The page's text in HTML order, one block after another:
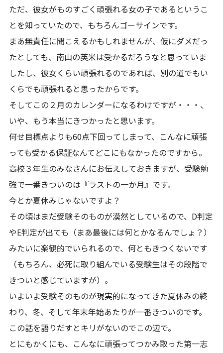
ただ、彼女がものすごく頑張れる女の子であるというこ
とを知っていたので、もちろんゴーサインです。
まあ無責任に聞こえるかもしれませんが、仮にダメだっ
たとしても、南山の英米は受かるだろうなと思っていま
したし、彼女くらい頑張れるのであれば、別の道でもい
くらでも頑張れると思ったからです。
そしてこの２月のカレンダーになるわけですが・・・、
いや、もう本当にきつかったと思います。
何せ目標点よりも60点下回ってしまって、こんなに頑張
っても受かる保証なんてどこにもなかったのですから。
高校３年生のみなさんにお伝えしておきますが、受験勉
強で一番きついのは『ラストの一か月』です。
今とか夏休みじゃないですよ？
その頃はまだ受験そのものが漠然としているので、D判定
やE判定が出ても（まあ最後には何とかなるんでしょ？）
みたいに楽観的でいられるので、何ともきつくないです
（もちろん、必死に取り組んでいる受験生はその段階で
きついと感じていますが）。
いよいよ受験そのものが現実的になってきた夏休みの終
わり、冬、そして年末年始あたりが一番きついのです。
この話を語りだすとキリがないのでこの辺で。
とにもかくにも、こんなに頑張ってつかみ取った第一志